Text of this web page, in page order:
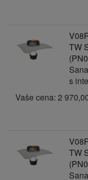
TW
s
Vaše cena: 2
TW